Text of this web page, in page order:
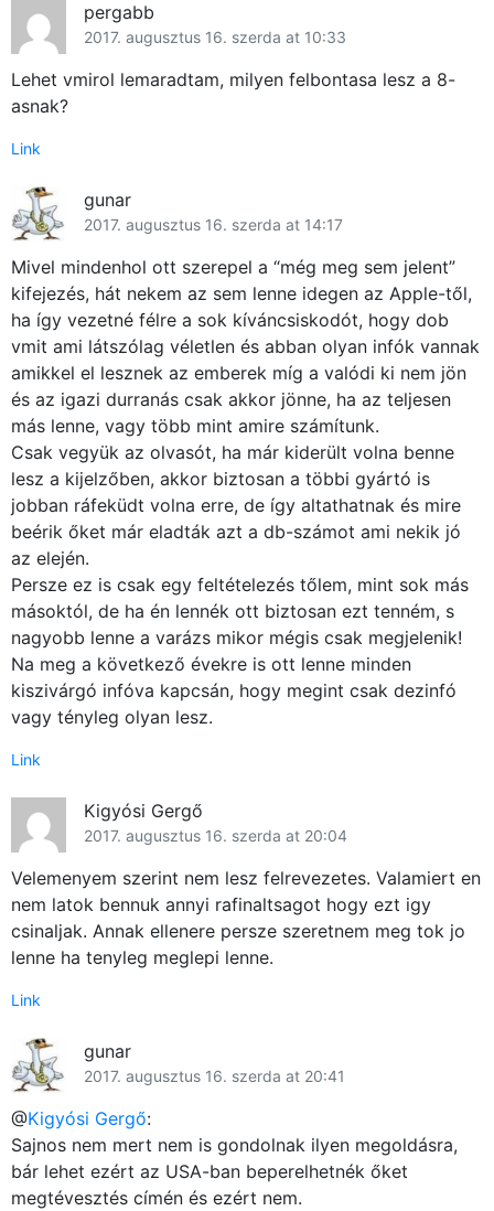
pergabb
2017. augusztus 16. szerda at 10:33
Lehet vmirol lemaradtam, milyen felbontasa lesz a 8-
asnak?
Link
gunar
2017. augusztus 16. szerda at 14:17
Mivel mindenhol ott szerepel a “még meg sem jelent”
kifejezés, hát nekem az sem lenne idegen az Apple-től,
ha így vezetné félre a sok kíváncsiskodót, hogy dob
vmit ami látszólag véletlen és abban olyan infók vannak
amikkel el lesznek az emberek míg a valódi ki nem jön
és az igazi durranás csak akkor jönne, ha az teljesen
más lenne, vagy több mint amire számítunk.
Csak vegyük az olvasót, ha már kiderült volna benne
lesz a kijelzőben, akkor biztosan a többi gyártó is
jobban ráfeküdt volna erre, de így altathatnak és mire
beérik őket már eladták azt a db-számot ami nekik jó
az elején.
Persze ez is csak egy feltételezés tőlem, mint sok más
másoktól, de ha én lennék ott biztosan ezt tenném, s
nagyobb lenne a varázs mikor mégis csak megjelenik!
Na meg a következő évekre is ott lenne minden
kiszivárgó infóva kapcsán, hogy megint csak dezinfó
vagy tényleg olyan lesz.
Link
Kigyósi Gergő
2017. augusztus 16. szerda at 20:04
Velemenyem szerint nem lesz felrevezetes. Valamiert en
nem latok bennuk annyi rafinaltsagot hogy ezt igy
csinaljak. Annak ellenere persze szeretnem meg tok jo
lenne ha tenyleg meglepi lenne.
Link
gunar
2017. augusztus 16. szerda at 20:41
@Kigyósi Gergő:
Sajnos nem mert nem is gondolnak ilyen megoldásra,
bár lehet ezért az USA-ban beperelhetnék őket
megtévesztés címén és ezért nem.
GYIK
Használt Apple
Apple szerviz